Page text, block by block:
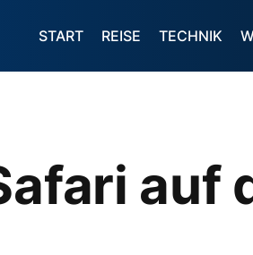
START REISE TECHNIK
auf